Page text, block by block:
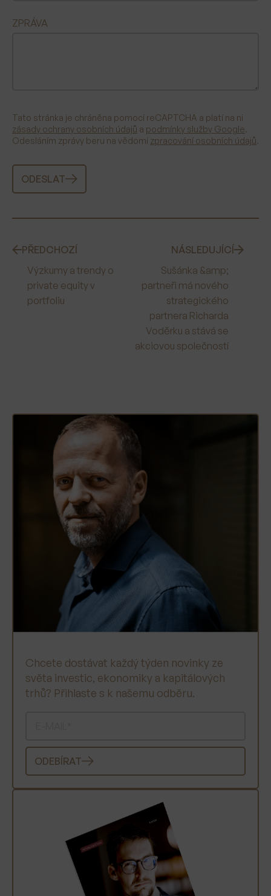
ZPRÁVA
Tato stránka je chráněna pomocí reCAPTCHA a platí na ni
zásady ochrany osobních údajů a podmínky služby Google.
Odesláním zprávy beru na vědomí zpracování osobních údajů.
ODESLAT
PŘEDCHOZÍ
Výzkumy a trendy o
private equity v
portfoliu
NÁSLEDUJÍCÍ
Sušánka &amp;
partneři má nového
strategického
partnera Richarda
Voděrku a stává se
akciovou společností
Chcete dostávat každý týden novinky ze
světa investic, ekonomiky a kapitálových
trhů? Přihlaste s k našemu odběru.
ODEBÍRAT